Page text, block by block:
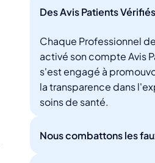
Des Avis Patients Vérifiés
Chaque Professionnel
activé son compte Avis
s'est engagé à
la transparence dans
soins de santé.
Nous combattons les